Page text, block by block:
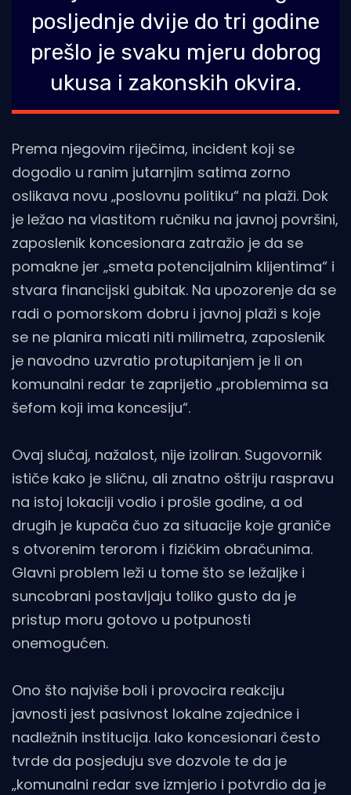
posljednje dvije do tri godine
prešlo je svaku mjeru dobrog
ukusa i zakonskih okvira.
Prema njegovim riječima, incident koji se
dogodio u ranim jutarnjim satima zorno
oslikava novu „poslovnu politiku“ na plaži. Dok
je ležao na vlastitom ručniku na javnoj površini,
zaposlenik koncesionara zatražio je da se
pomakne jer „smeta potencijalnim klijentima“ i
stvara financijski gubitak. Na upozorenje da se
radi o pomorskom dobru i javnoj plaži s koje
se ne planira micati niti milimetra, zaposlenik
je navodno uzvratio protupitanjem je li on
komunalni redar te zaprijetio „problemima sa
šefom koji ima koncesiju“.
Ovaj slučaj, nažalost, nije izoliran. Sugovornik
ističe kako je sličnu, ali znatno oštriju raspravu
na istoj lokaciji vodio i prošle godine, a od
drugih je kupača čuo za situacije koje graniče
s otvorenim terorom i fizičkim obračunima.
Glavni problem leži u tome što se ležaljke i
suncobrani postavljaju toliko gusto da je
pristup moru gotovo u potpunosti
onemogućen.
Ono što najviše boli i provocira reakciju
javnosti jest pasivnost lokalne zajednice i
nadležnih institucija. Iako koncesionari često
tvrde da posjeduju sve dozvole te da je
„komunalni redar sve izmjerio i potvrdio da je